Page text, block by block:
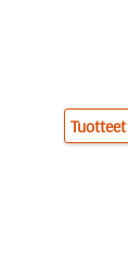
Tuotteet